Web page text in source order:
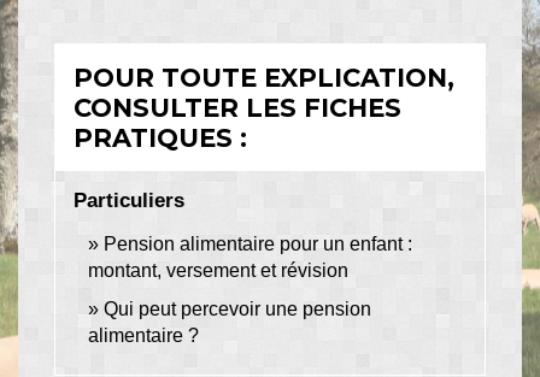
POUR TOUTE EXPLICATION,
CONSULTER LES FICHES
PRATIQUES :
Particuliers
Pension alimentaire pour un enfant :
montant, versement et révision
Qui peut percevoir une pension
alimentaire ?